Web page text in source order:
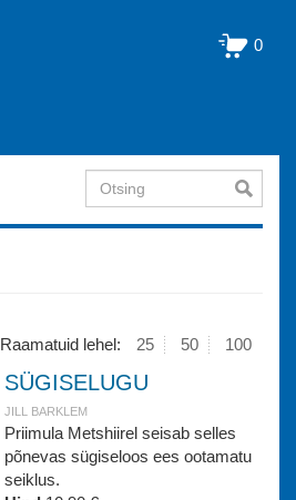
0
Otsing
Raamatuid lehel: 25 50 100
SÜGISELUGU
JILL BARKLEM
Priimula Metshiirel seisab selles
põnevas sügiseloos ees ootamatu
seiklus.